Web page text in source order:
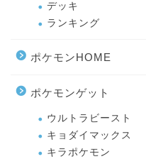
デッキ
ランキング
ポケモンHOME
ポケモンゲット
ウルトラビースト
キョダイマックス
キラポケモン